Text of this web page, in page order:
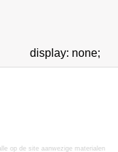
display: none;
op de site aanwezige materialen